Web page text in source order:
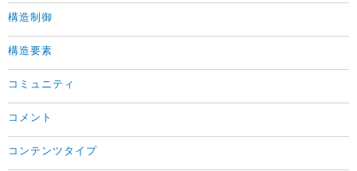
構造制御
構造要素
コミュニティ
コメント
コンテンツタイプ